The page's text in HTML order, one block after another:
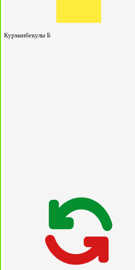
Курманбекулы Б